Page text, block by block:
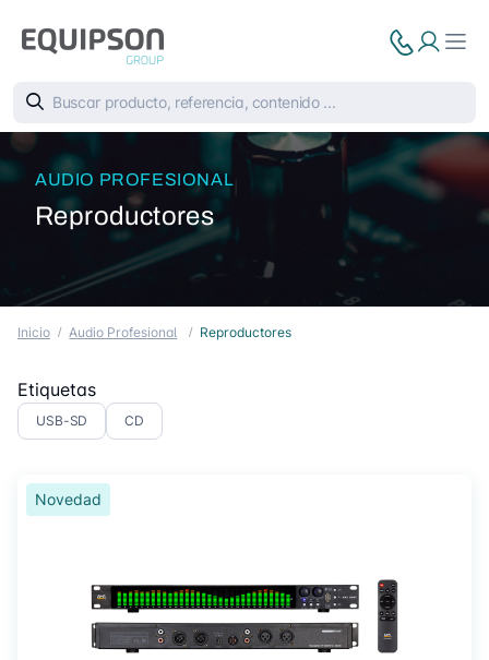
AUDIO PROFESIONAL
Reproductores
Inicio Audio Profesional Reproductores
Etiquetas
USB-SD CD
Novedad